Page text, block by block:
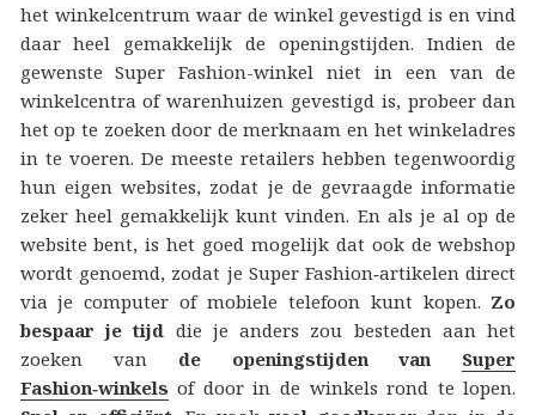
het winkelcentrum waar de winkel gevestigd is en vind
daar heel gemakkelijk de openingstijden. Indien de
gewenste Super Fashion-winkel niet in een van de
winkelcentra of warenhuizen gevestigd is, probeer dan
het op te zoeken door de merknaam en het winkeladres
in te voeren. De meeste retailers hebben tegenwoordig
hun eigen websites, zodat je de gevraagde informatie
zeker heel gemakkelijk kunt vinden. En als je al op de
website bent, is het goed mogelijk dat ook de webshop
wordt genoemd, zodat je Super Fashion‑artikelen direct
via je computer of mobiele telefoon kunt kopen. Zo
bespaar je tijd die je anders zou besteden aan het
zoeken van de openingstijden van Super
Fashion‑winkels of door in de winkels rond te lopen.